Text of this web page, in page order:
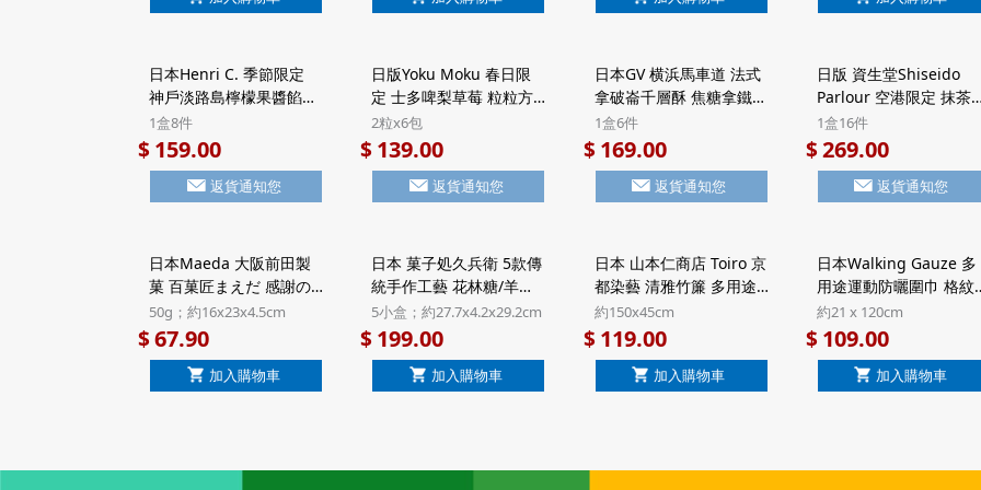
日本Henri C. 季節限定
神戶淡路島檸檬果醬餡餅
法式Financier費南雪蛋
糕 禮盒 (1盒8件)【市集世
1盒8件
$159.00
返貨通知您
日版Yoku Moku 春日限
定 士多啤梨草莓 粒粒方
塊酥餅 禮盒 (2粒x6包)
【市集世界 - 日本市集】
2粒x6包
$139.00
返貨通知您
日本GV 横浜馬車道 法式
拿破崙千層酥 焦糖拿鐵
Latte 頂級法國Valrhona
朱古力 Millefeuille酥餅
6件)【市集世界 - 日本市
1盒6件
$ 169.00
返貨通知您
日版 資生堂Shiseido
Parlour 空港限定 抹茶朱
古力 黑糖忌廉夾心 7層威
化酥餅 豪華鐵罐禮盒 (1
市集】
1盒16件
$269.00
返貨通知您
日本Maeda 大阪前田製
菓 百菓匠まえだ 感謝の
句 2款日式米菓 禮盒 50g
(920)【市集世界 - 日本市
50g；約16x23x4.5cm
$67.90
加入購物車
日本 菓子処久兵衛 5款傳
統手作工藝 花林糖/羊羹
雜錦禮盒 5小盒裝 (818)
【市集世界 - 日本市集】
5小盒；約27.7x4.2x29.2cm
$199.00
加入購物車
日本 山本仁商店 Toiro 京
都染藝 清雅竹簾 多用途
防曬披肩 粉紅色 日本製
UV加工 純棉紗巾圍巾
約150x45cm
$ 119.00
加入購物車
日本Walking Gauze 多
用途運動防曬圍巾 格紋
灰色 日本製 UV加工 純棉
三重紗巾【市集世界 - 日
約21 x 120cm
$ 109.00
加入購物車